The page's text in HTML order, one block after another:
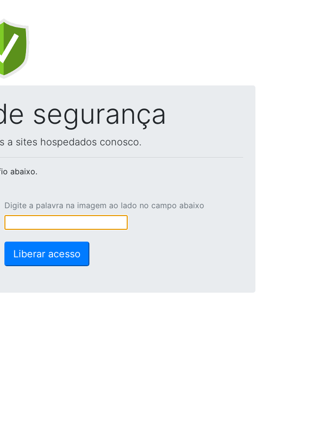
segurança
a sites hospedados conosco.
abaixo.
Digite a palavra na imagem ao lado no campo abaixo